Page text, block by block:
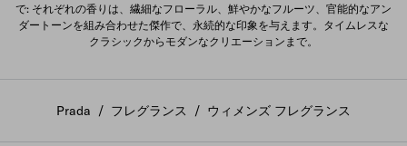
で: それぞれの香りは、繊細なフローラル、鮮やかなフルーツ、官能的なアン
ダートーンを組み合わせた傑作で、永続的な印象を与えます。タイムレスな
クラシックからモダンなクリエーションまで。
Prada / フレグランス / ウィメンズ フレグランス